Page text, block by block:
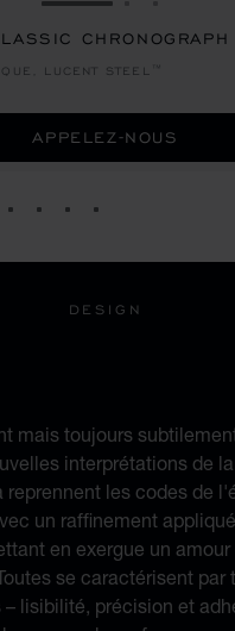
ALLER À LA
CHRONOGRAPH
LUCENT STEEL™
APPELEZ-NOUS
2
SLIDE 3
TO SLIDE 4
GO TO SLIDE 5
GO TO SLIDE 6
GO TO SLIDE 7
GO TO SLIDE 8
DESIGN
mais toujours
interprétations de
reprennent les codes de
un raffinement
en exergue un amour
se caractérisent par
lisibilité, précision et